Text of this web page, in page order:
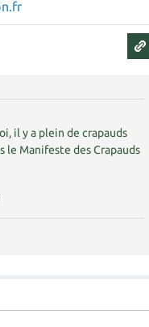
il y a plein de crapauds
le Manifeste des Crapauds